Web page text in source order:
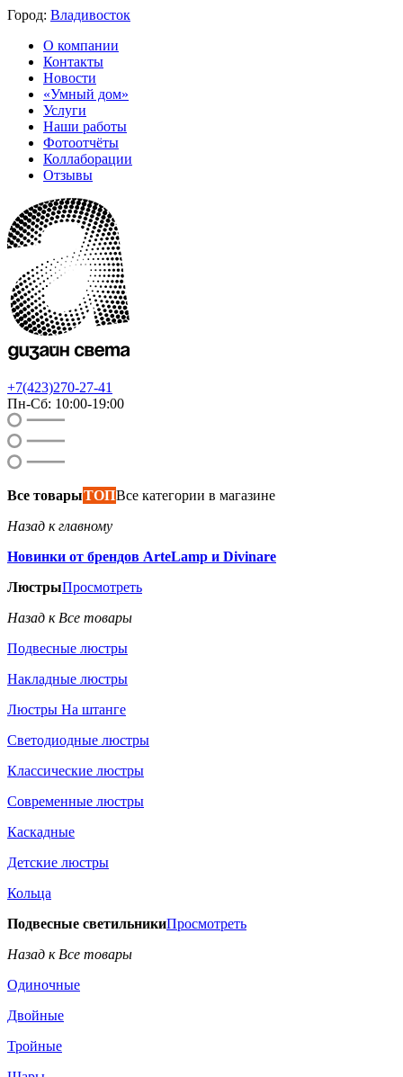
Город: Владивосток
О компании
Контакты
Новости
«Умный дом»
Услуги
Наши работы
Фотоотчёты
Коллаборации
Отзывы
+7(423)270-27-41
Пн-Сб: 10:00-19:00
Все товарыТОПВсе категории в магазине
Назад к главному
Новинки от брендов ArteLamp и Divinare
ЛюстрыПросмотреть
Назад к Все товары
Подвесные люстры
Накладные люстры
Люстры На штанге
Светодиодные люстры
Классические люстры
Современные люстры
Каскадные
Детские люстры
Кольца
Подвесные светильникиПросмотреть
Назад к Все товары
Одиночные
Двойные
Тройные